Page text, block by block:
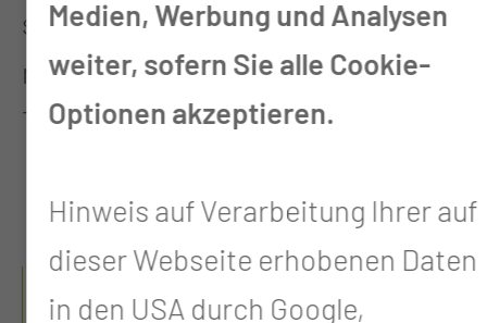
speziell mittels komplexer,
mikrovaskulärer
Transplantationstechniken.
UNSERE
Medien, Werbung und Analysen
weiter, sofern Sie alle Cookie-
Optionen akzeptieren.
Hinweis auf Verarbeitung Ihrer auf
dieser Webseite erhobenen Daten
in den USA durch Google,